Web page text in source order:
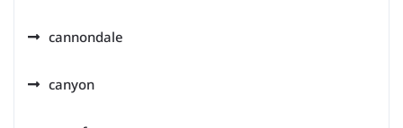
cannondale
canyon